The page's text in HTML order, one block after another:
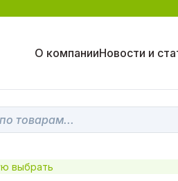
О компанииНовости и
выбрать